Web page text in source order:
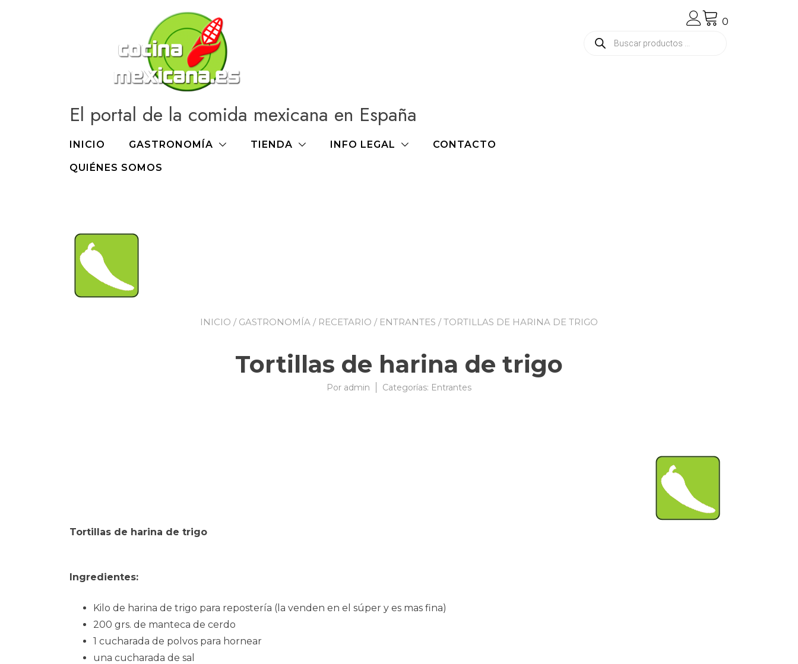
El portal de la comida mexicana en España
INICIO GASTRONOMÍA TIENDA INFO LEGAL CONTACTO
QUIÉNES SOMOS
0
Búsqueda
de
INICIO / GASTRONOMÍA / RECETARIO / ENTRANTES / TORTILLAS DE HARINA DE TRIGO
Tortillas de harina de trigo
Por admin 08/09/2007
Categorías: Entrantes
Tortillas de harina de trigo
Ingredientes:
Kilo de harina de trigo para repostería (la venden en el súper y es mas fina)
200 grs. de manteca de cerdo
1 cucharada de polvos para hornear
una cucharada de sal